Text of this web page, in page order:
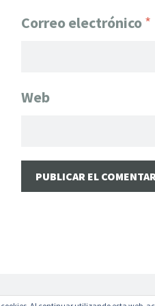
Correo electrónico*
Web
|Tema: Illustratr por